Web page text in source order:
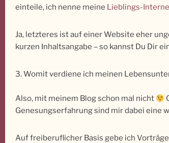
einteile, ich nenne meine Lieblings-
Ja, letzteres ist auf einer Website eher
kurzen Inhaltsangabe – so kannst Du Dir
3. Womit verdiene ich meinen
Also, mit meinem Blog schon mal nicht
Genesungserfahrung sind mir dabei eine
Auf freiberuflicher Basis gebe ich